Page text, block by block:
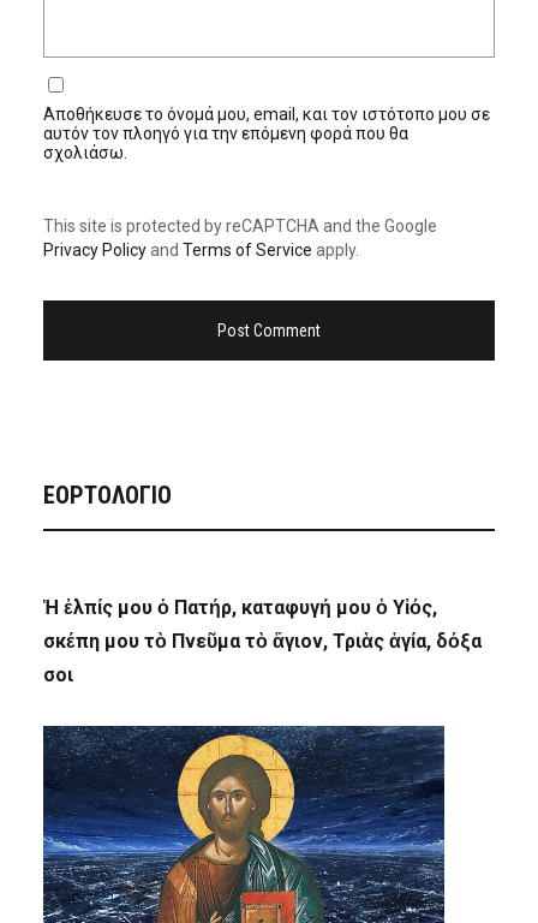
Αποθήκευσε το όνομά μου, email, και τον ιστότοπο μου σε
αυτόν τον πλοηγό για την επόμενη φορά που θα
σχολιάσω.
This site is protected by reCAPTCHA and the Google
Privacy Policyand Terms of Service apply.
ΕΟΡΤΟΛΟΓΙΟ
Ἡ ἐλπίς μου ὁ Πατήρ, καταφυγή μου ὁ Υἱός,
σκέπη μου τὸ Πνεῦμα τὸ ἅγιον, Τριὰς ἁγία, δόξα
σοι